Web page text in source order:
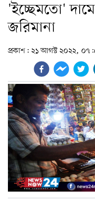
'ইচ্ছেমতো'
জরিমানা
প্রকাশ: ২১ আগস্ট ২০২২,